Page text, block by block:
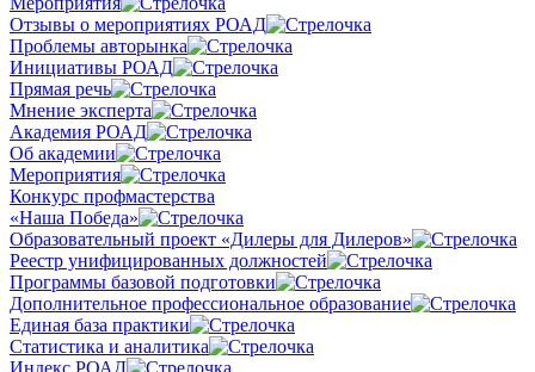
Отзывы о мероприятиях РОАД
Проблемы авторынка
Инициативы РОАД
Прямая речь
Мнение эксперта
Академия РОАД
Об академии
Мероприятия
Конкурс профмастерства
«Наша Победа»
Образовательный проект «Дилеры для Дилеров»
Реестр унифицированных должностей
Программы базовой подготовки
Дополнительное профессиональное образование
Единая база практики
Статистика и аналитика